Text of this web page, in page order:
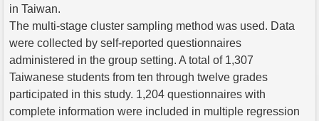
in Taiwan.
The multi-stage cluster sampling method was used. Data
were collected by self-reported questionnaires
administered in the group setting. A total of 1,307
Taiwanese students from ten through twelve grades
participated in this study. 1,204 questionnaires with
complete information were included in multiple regression